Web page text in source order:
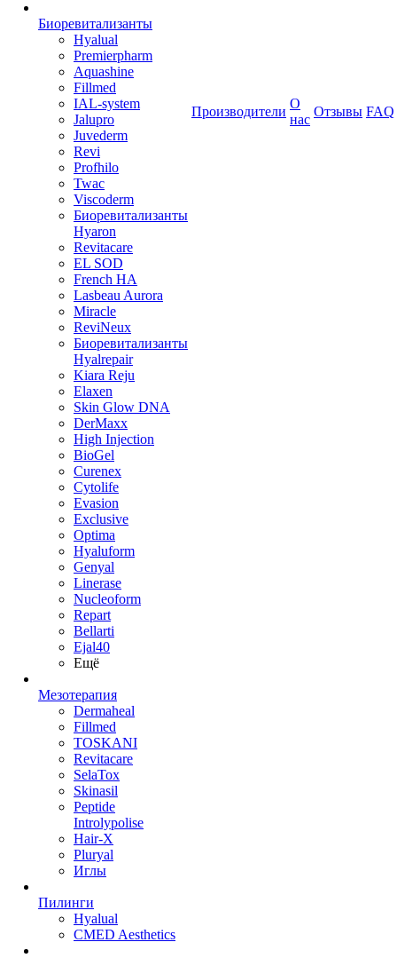
Биоревитализанты
Hyalual
Premierpharm
Aquashine
Fillmed
IAL-system
Jalupro
Juvederm
Revi
Profhilo
Twac
Viscoderm
Биоревитализанты
Hyaron
Revitacare
EL SOD
French HA
Lasbeau Aurora
Miracle
ReviNeux
Биоревитализанты
Hyalrepair
Kiara Reju
Elaxen
Skin Glow DNA
DerMaxx
High Injection
BioGel
Curenex
Cytolife
Evasion
Exclusive
Optima
Hyaluform
Genyal
Linerase
Nucleoform
Repart
Bellarti
Ejal40
Ещё
Мезотерапия
Dermaheal
Fillmed
TOSKANI
Revitacare
SelaTox
Skinasil
Peptide
Introlypolise
Hair-X
Pluryal
Иглы
Пилинги
Hyalual
CMED Aesthetics
Производители
О
нас
Отзывы FAQ